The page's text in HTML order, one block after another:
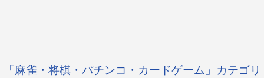
「麻雀・将棋・パチンコ・カードゲーム」カテゴリ